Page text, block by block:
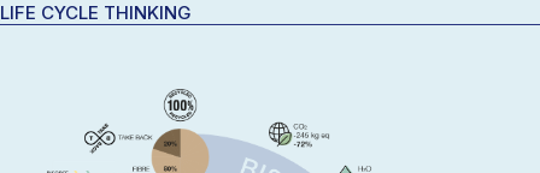
LIFE CYCLE THINKING